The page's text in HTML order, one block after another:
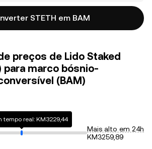
STETH em BAM
preços de Lido Staked
para marco bósnio-
(BAM)
tempo real: KM3229,44
Mais alto em 24h
KM3259,89